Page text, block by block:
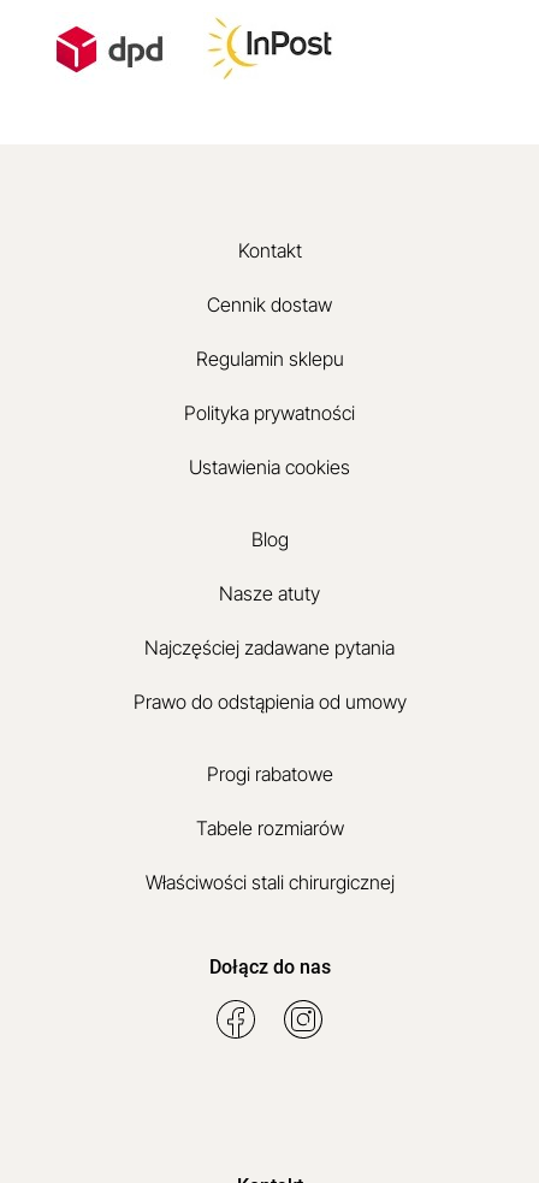
Kontakt
Cennik dostaw
Regulamin sklepu
Polityka prywatności
Ustawienia cookies
Blog
Nasze atuty
Najczęściej zadawane pytania
Prawo do odstąpienia od umowy
Progi rabatowe
Tabele rozmiarów
Właściwości stali chirurgicznej
Dołącz do nas